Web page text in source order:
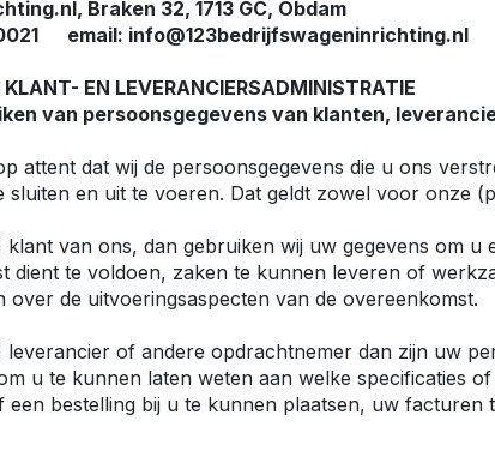
Iveco
Daily
eJolly
PV5 Cargo
MAN
TGE
eTGE
Braken 32, 1713 GC, Obdam
email: info@123bedrijfswageninrichting.nl
KLANT- EN LEVERANCIERSADMINISTRATIE
van persoonsgegevens van klanten,
attent dat wij de persoonsgegevens die u ons
sluiten en uit te voeren. Dat geldt zowel voor onze
klant van ons, dan gebruiken wij uw gegevens om
dient te voldoen, zaken te kunnen leveren of
over de uitvoeringsaspecten van de overeenkomst.
leverancier of andere opdrachtnemer dan zijn uw
u te kunnen laten weten aan welke specificaties
bestelling bij u te kunnen plaatsen, uw